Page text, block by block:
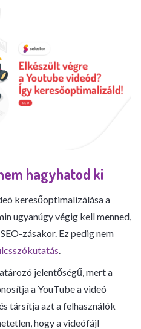
hagyhatod ki
keresőoptimalizálása a
ugyanúgy végig kell menned,
zásakor. Ez pedig nem
.
jelentőségű, mert a
a YouTube a videó
társítja azt a felhasználók
hogy a videófájl